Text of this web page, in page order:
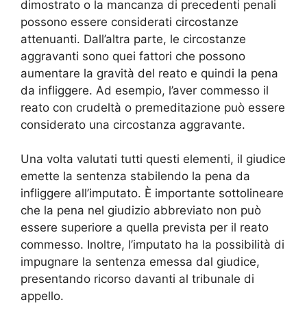
dimostrato o la mancanza di precedenti penali
possono essere considerati circostanze
attenuanti. Dall’altra parte, le circostanze
aggravanti sono quei fattori che possono
aumentare la gravità del reato e quindi la pena
da infliggere. Ad esempio, l’aver commesso il
reato con crudeltà o premeditazione può essere
considerato una circostanza aggravante.
Una volta valutati tutti questi elementi, il giudice
emette la sentenza stabilendo la pena da
infliggere all’imputato. È importante sottolineare
che la pena nel giudizio abbreviato non può
essere superiore a quella prevista per il reato
commesso. Inoltre, l’imputato ha la possibilità di
impugnare la sentenza emessa dal giudice,
presentando ricorso davanti al tribunale di
appello.